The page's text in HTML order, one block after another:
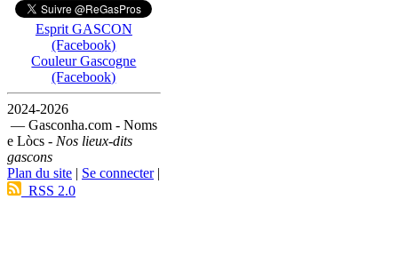
Esprit GASCON
(Facebook)
Couleur Gascogne
(Facebook)
2024-2026
— Gasconha.com - Noms
e Lòcs - Nos lieux-dits
gascons
Plan du site | Se connecter|
RSS 2.0